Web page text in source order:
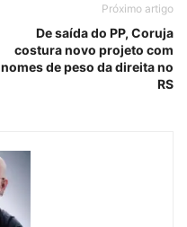
Próximo artigo
De saída do PP, Coruja
costura novo projeto com
nomes de peso da direita no
RS